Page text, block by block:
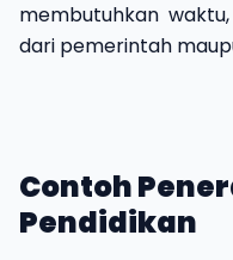
membutuhkan
dari pemerintah
Contoh
Pendidikan